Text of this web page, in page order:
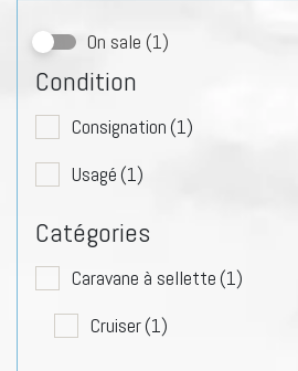
On sale (1)
Condition
Consignation (1)
Usagé (1)
Catégories
Caravane à sellette(1)
Cruiser(1)